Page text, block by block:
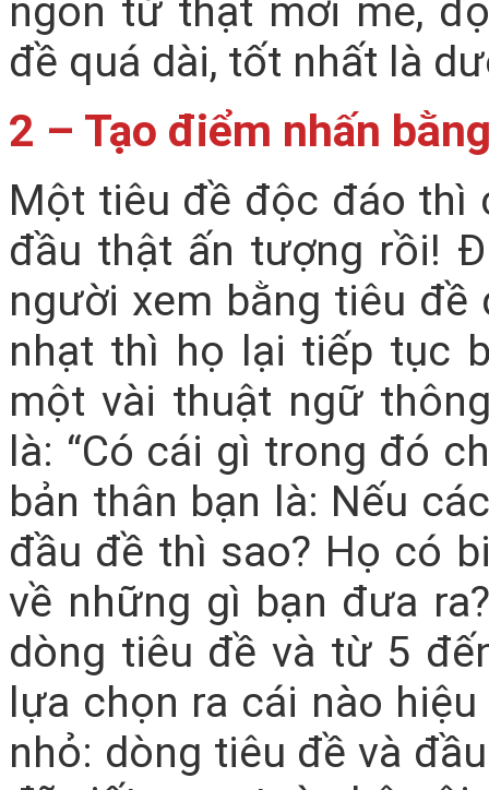
ngôn từ thật mới mẻ,
đề quá dài, tốt nhất là
2 – Tạo điểm nhấn
Một tiêu đề độc đáo thì
đầu thật ấn tượng rồi!
người xem bằng tiêu đề
nhạt thì họ lại tiếp tục
một vài thuật ngữ
là: “Có cái gì trong đó
bản thân bạn là: Nếu
đầu đề thì sao? Họ có
về những gì bạn đưa
dòng tiêu đề và từ 5
lựa chọn ra cái nào
nhỏ: dòng tiêu đề và